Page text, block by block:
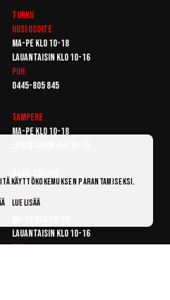
Turku
Uusi osoite
Ma-pe klo 10-18
Lauantaisin klo 10-16
Puh:
0445-805 845
Tampere
Ma-pe klo 10-18
Vantaa
Lauantaisin klo 10-16
Puh:
käyttökokemuksen parantamiseksi.
Lue lisää